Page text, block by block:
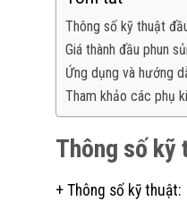
Thông số kỹ thuật
Giá thành đầu phun
Ứng dụng và hướng
Tham khảo các phụ
Thông số kỹ
+ Thông số kỹ thuật: